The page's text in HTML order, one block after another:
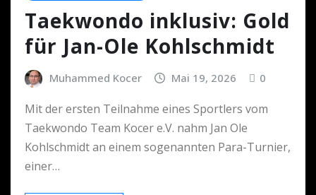
Taekwondo inklusiv: Gold
für Jan-Ole Kohlschmidt
Muhammed Kocer Mai 19, 2026 0
Mit der ersten Teilnahme eines Sportlers vom
Taekwondo Team Kocer e.V. nahm Jan Ole
Kohlschmidt an einem sogenannten Para-Turnier,
einer…